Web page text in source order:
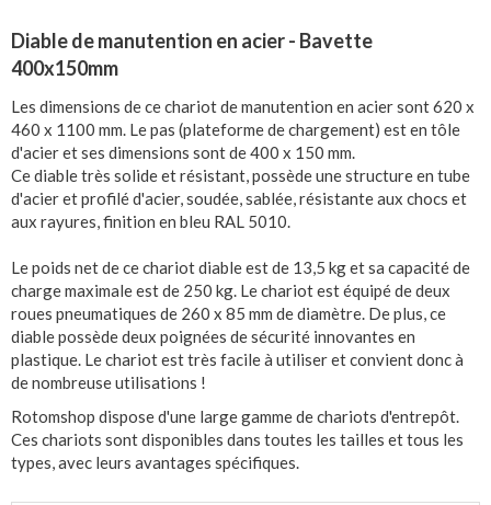
Diable de manutention en acier - Bavette
400x150mm
Les dimensions de ce chariot de manutention en acier sont 620 x
460 x 1100 mm. Le pas (plateforme de chargement) est en tôle
d'acier et ses dimensions sont de 400 x 150 mm.
Ce diable très solide et résistant, possède une structure en tube
d'acier et profilé d'acier, soudée, sablée, résistante aux chocs et
aux rayures, finition en bleu RAL 5010.
Le poids net de ce chariot diable est de 13,5 kg et sa capacité de
charge maximale est de 250 kg. Le chariot est équipé de deux
roues pneumatiques de 260 x 85 mm de diamètre. De plus, ce
diable possède deux poignées de sécurité innovantes en
plastique. Le chariot est très facile à utiliser et convient donc à
de nombreuse utilisations !
Rotomshop dispose d'une large gamme de chariots d'entrepôt.
Ces chariots sont disponibles dans toutes les tailles et tous les
types, avec leurs avantages spécifiques.